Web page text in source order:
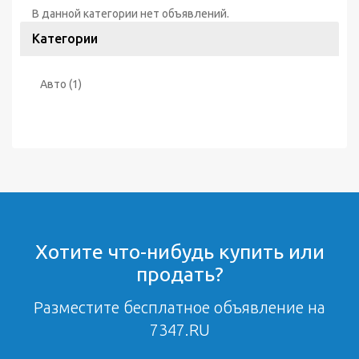
В данной категории нет объявлений.
Категории
Авто (1)
Хотите что-нибудь купить или
продать?
Разместите бесплатное объявление на
7347.RU